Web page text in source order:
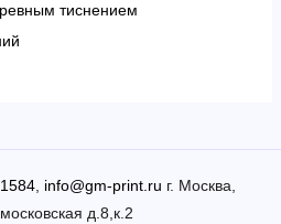
тиснением
, info@gm-print.ru г. Москва,
д.8,к.2